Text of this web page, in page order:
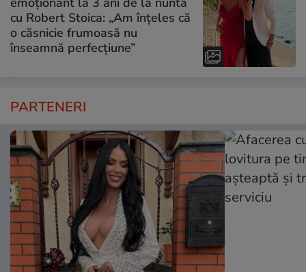
cu Robert Stoica: „Am înțeles că
o căsnicie frumoasă nu
înseamnă perfecțiune”
PARTENERI